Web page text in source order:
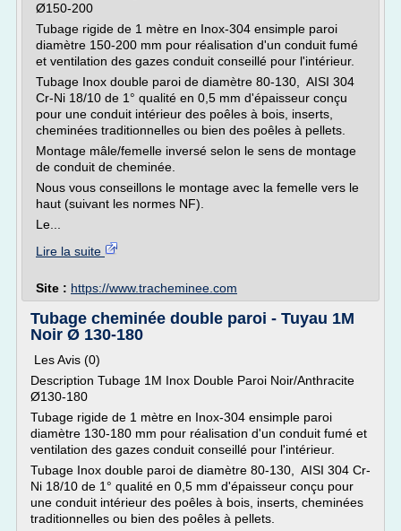
Ø150-200
Tubage rigide de 1 mètre en Inox-304 ensimple paroi
diamètre 150-200 mm pour réalisation d'un conduit fumé
et ventilation des gazes conduit conseillé pour l'intérieur.
Tubage Inox double paroi de diamètre 80-130, AISI 304
Cr-Ni 18/10 de 1° qualité en 0,5 mm d'épaisseur conçu
pour une conduit intérieur des poêles à bois, inserts,
cheminées traditionnelles ou bien des poêles à pellets.
Montage mâle/femelle inversé selon le sens de montage
de conduit de cheminée.
Nous vous conseillons le montage avec la femelle vers le
haut (suivant les normes NF).
Le...
Lire la suite
Site : https://www.tracheminee.com
Tubage cheminée double paroi - Tuyau 1M
Noir Ø 130-180
Les Avis (0)
Description Tubage 1M Inox Double Paroi Noir/Anthracite
Ø130-180
Tubage rigide de 1 mètre en Inox-304 ensimple paroi
diamètre 130-180 mm pour réalisation d'un conduit fumé et
ventilation des gazes conduit conseillé pour l'intérieur.
Tubage Inox double paroi de diamètre 80-130, AISI 304 Cr-
Ni 18/10 de 1° qualité en 0,5 mm d'épaisseur conçu pour
une conduit intérieur des poêles à bois, inserts, cheminées
traditionnelles ou bien des poêles à pellets.